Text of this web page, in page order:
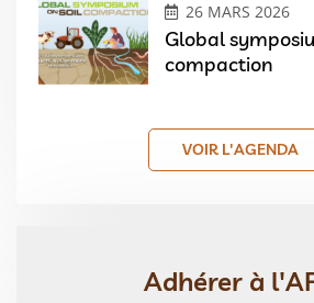
26 MARS 2026
Global
compaction
VOIR L'AGENDA
Adhérer à